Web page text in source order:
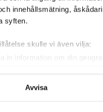
innehållsmätning,
syften.
skulle vi även vilja:
in information om din
ditt samtycke när som
Avvisa